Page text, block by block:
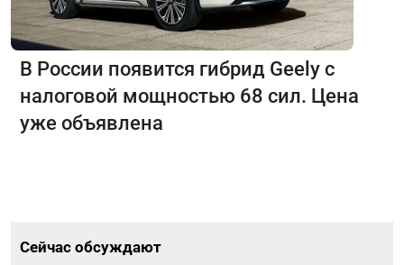
В России появится гибрид Geely с
налоговой мощностью 68 сил. Цена
уже объявлена
Сейчас обсуждают